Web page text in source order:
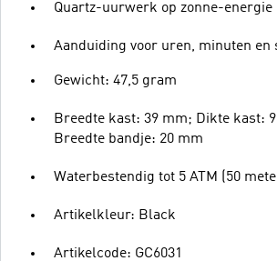
Quartz-uurwerk op zonne-energie
Aanduiding voor uren, minuten en
Gewicht: 47,5 gram
Breedte kast: 39 mm; Dikte kast:
Breedte bandje: 20 mm
Waterbestendig tot 5 ATM (50
Artikelkleur: Black
Artikelcode: GC6031